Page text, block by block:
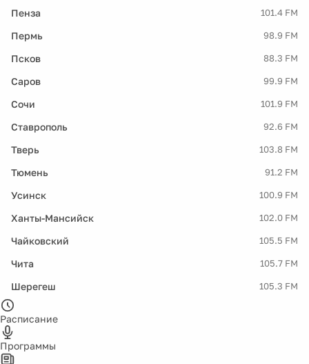
Пенза 101.4 FM
Пермь 98.9 FM
Псков 88.3 FM
Саров 99.9 FM
Сочи 101.9 FM
Ставрополь 92.6 FM
Тверь 103.8 FM
Тюмень 91.2 FM
Усинск 100.9 FM
Ханты-Мансийск 102.0 FM
Чайковский 105.5 FM
Чита 105.7 FM
Шерегеш 105.3 FM
Расписание
Программы